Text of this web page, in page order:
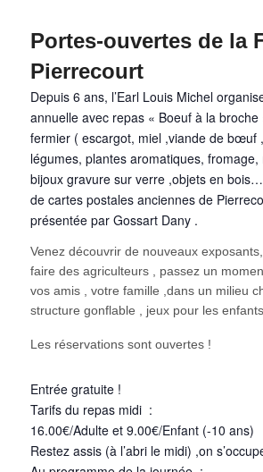
Portes-ouvertes de la
Pierrecourt
Depuis 6 ans, l’Earl Louis Michel
annuelle avec repas « Boeuf à la
fermier ( escargot, miel ,viande de bœuf
légumes, plantes aromatiques,
bijoux gravure sur verre ,objets en
de cartes postales anciennes de
présentée par Gossart Dany .
Venez découvrir de nouveaux
faire des agriculteurs , passez un
vos amis , votre famille ,dans un milieu
structure gonflable , jeux pour les
Les réservations sont ouvertes !
Entrée gratuite !
Tarifs du repas midi :
16.00€/Adulte et 9.00€/Enfant (-10 ans)
Restez assis (à l’abri le midi) ,on